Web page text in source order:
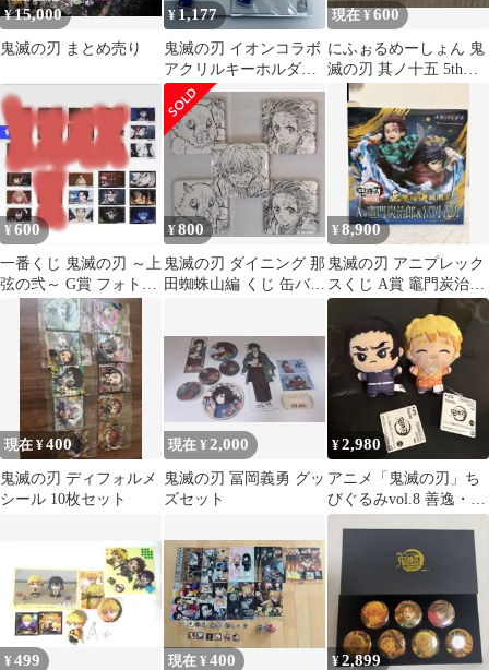
¥15,000
鬼滅の刃 まとめ売り
¥1,177
鬼滅の刃 イオンコラボ
アクリルキーホルダー
冨岡義勇 2点セット
現在 ¥600
にふぉるめーしょん 鬼
滅の刃 其ノ十五 5thレ
ア 2枚セット
¥ 600
一番くじ 鬼滅の刃 ～上
弦の弐～ G賞 フォト風
カードセット 5種セッ
¥800
鬼滅の刃 ダイニング 那
田蜘蛛山編 くじ 缶バッ
¥8,900
鬼滅の刃 アニプレック
スくじ A賞 竈門炭治郎
＆冨岡義勇
現在 ¥400
鬼滅の刃 ディフォルメ
シール 10枚セット
現在 ¥2,000
鬼滅の刃 冨岡義勇 グッ
ズセット
¥2,980
アニメ「鬼滅の刃」ち
びぐるみvol.8 善逸・獪
岳 2点セット
¥499 現在 ¥400 ¥2,899